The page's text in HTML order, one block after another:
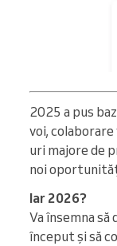
2025 a pus
voi, colaborare
uri majore de
noi
Iar 2026?
Va însemna
început și să